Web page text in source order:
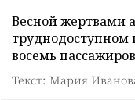
Весной жертвами
труднодоступном
восемь
Текст: Мария